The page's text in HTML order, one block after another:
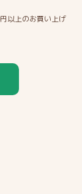
以上のお買い上げ